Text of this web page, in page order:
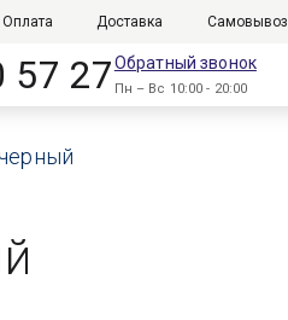
Оплата Доставка Самовывоз
57 27Обратный звонок
Пн – Вс 10:00 - 20:00